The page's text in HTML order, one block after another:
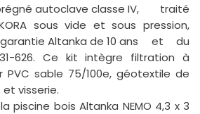
autoclave classe IV, traité
sous vide et sous pression,
garantie Altanka de 10 ans et du
626. Ce kit intègre filtration à
PVC sable 75/100e, géotextile de
visserie.
piscine bois Altanka NEMO 4,3 x 3